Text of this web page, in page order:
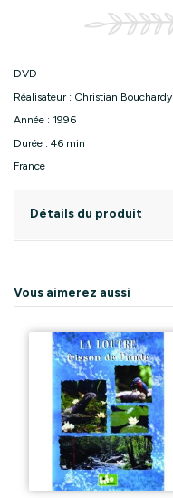
DVD
Réalisateur : Christian Bouchardy
Année : 1996
Durée : 46 min
France
Détails du produit
Vous aimerez aussi